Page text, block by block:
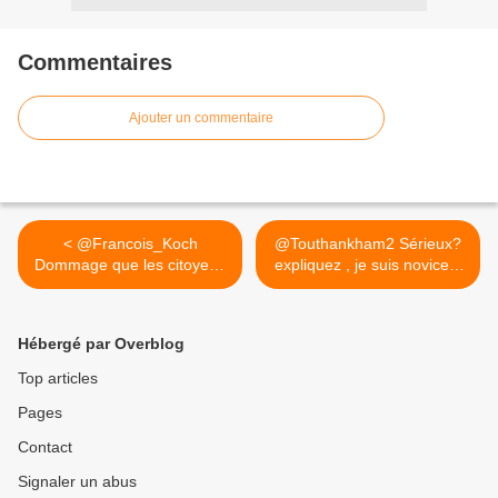
Commentaires
Ajouter un commentaire
< @Francois_Koch
Dommage que les citoyens
lambdas ne...
@Touthankham2 Sérieux?
expliquez , je suis novice...
>
Hébergé par Overblog
Top articles
Pages
Contact
Signaler un abus